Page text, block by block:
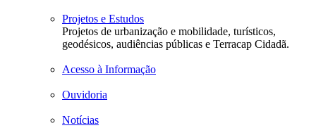
Projetos e Estudos
Projetos de urbanização e mobilidade, turísticos,
geodésicos, audiências públicas e Terracap Cidadã.
Acesso à Informação
Ouvidoria
Notícias